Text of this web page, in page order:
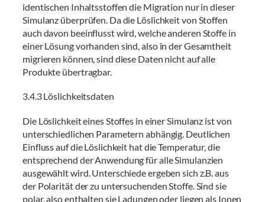
identischen Inhaltsstoffen die Migration nur in dieser
Simulanz überprüfen. Da die Löslichkeit von Stoffen
auch davon beeinflusst wird, welche anderen Stoffe in
einer Lösung vorhanden sind, also in der Gesamtheit
migrieren können, sind diese Daten nicht auf alle
Produkte übertragbar.
3.4.3 Löslichkeitsdaten
Die Löslichkeit eines Stoffes in einer Simulanz ist von
unterschiedlichen Parametern abhängig. Deutlichen
Einfluss auf die Löslichkeit hat die Temperatur, die
entsprechend der Anwendung für alle Simulanzien
ausgewählt wird. Unterschiede ergeben sich z.B. aus
der Polarität der zu untersuchenden Stoffe. Sind sie
polar, also enthalten sie Ladungen oder liegen als Ionen